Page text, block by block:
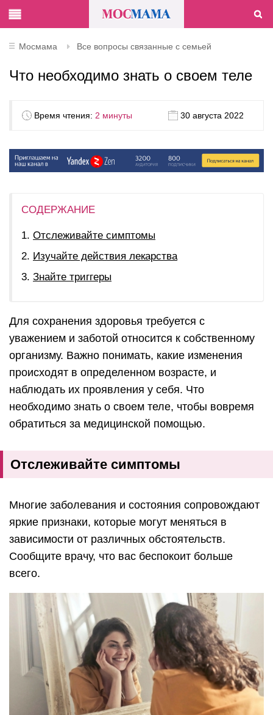
Мосмама Все вопросы связанные с семьей
Что необходимо знать о своем теле
Время чтения: 2 минуты 30 августа 2022
СОДЕРЖАНИЕ
Отслеживайте симптомы
Изучайте действия лекарства
Знайте триггеры
Для сохранения здоровья требуется с
уважением и заботой относится к собственному
организму. Важно понимать, какие изменения
происходят в определенном возрасте, и
наблюдать их проявления у себя. Что
необходимо знать о своем теле, чтобы вовремя
обратиться за медицинской помощью.
Отслеживайте симптомы
Многие заболевания и состояния сопровождают
яркие признаки, которые могут меняться в
зависимости от различных обстоятельств.
Сообщите врачу, что вас беспокоит больше
всего.